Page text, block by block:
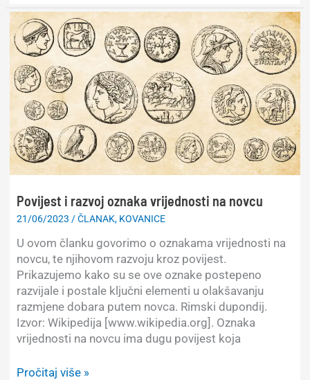
500
dinara
1939.
bez
pretiska
Povijest i razvoj oznaka vrijednosti na novcu
21/06/2023 /ČLANAK, KOVANICE
U ovom članku govorimo o oznakama vrijednosti na
novcu, te njihovom razvoju kroz povijest.
Prikazujemo kako su se ove oznake postepeno
razvijale i postale ključni elementi u olakšavanju
razmjene dobara putem novca. Rimski dupondij.
Izvor: Wikipedija [www.wikipedia.org]. Oznaka
vrijednosti na novcu ima dugu povijest koja
Povijest
Pročitaj više »